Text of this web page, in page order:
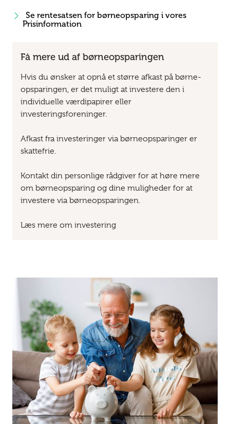
Se rentesatsen for børneopsparing i vores
Prisinformation
Få mere ud af børneopsparingen
Hvis du ønsker at opnå et større afkast på børne­
opsparingen, er det muligt at investere den i
individuelle værdipapirer eller
investeringsforeninger.
Afkast fra investeringer via børneopsparinger er
skattefrie.
Kontakt din personlige rådgiver for at høre mere
om børneopsparing og dine muligheder for at
investere via børneopsparingen.
Læs mere om investering